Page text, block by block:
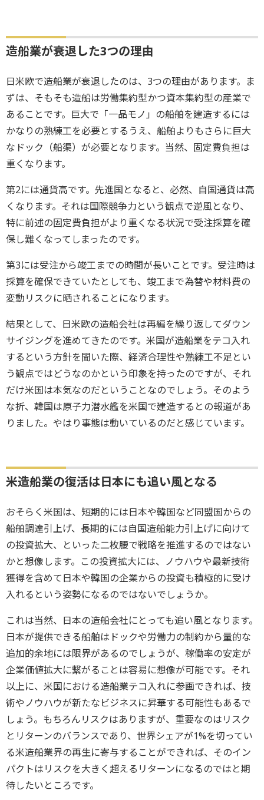
造船業が衰退した3つの理由
日米欧で造船業が衰退したのは、3つの理由があります。ま
ずは、そもそも造船は労働集約型かつ資本集約型の産業で
あることです。巨大で「一品モノ」の船舶を建造するには
かなりの熟練工を必要とするうえ、船舶よりもさらに巨大
なドック（船渠）が必要となります。当然、固定費負担は
重くなります。
第2には通貨高です。先進国となると、必然、自国通貨は高
くなります。それは国際競争力という観点で逆風となり、
特に前述の固定費負担がより重くなる状況で受注採算を確
保し難くなってしまったのです。
第3には受注から竣工までの時間が長いことです。受注時は
採算を確保できていたとしても、竣工まで為替や材料費の
変動リスクに晒されることになります。
結果として、日米欧の造船会社は再編を繰り返してダウン
サイジングを進めてきたのです。米国が造船業をテコ入れ
するという方針を聞いた際、経済合理性や熟練工不足とい
う観点ではどうなのかという印象を持ったのですが、それ
だけ米国は本気なのだということなのでしょう。そのよう
な折、韓国は原子力潜水艦を米国で建造するとの報道があ
りました。やはり事態は動いているのだと感じています。
米造船業の復活は日本にも追い風となる
おそらく米国は、短期的には日本や韓国など同盟国からの
船舶調達引上げ、長期的には自国造船能力引上げに向けて
の投資拡大、といった二枚腰で戦略を推進するのではない
かと想像します。この投資拡大には、ノウハウや最新技術
獲得を含めて日本や韓国の企業からの投資も積極的に受け
入れるという姿勢になるのではないでしょうか。
これは当然、日本の造船会社にとっても追い風となります。
日本が提供できる船舶はドックや労働力の制約から量的な
追加的余地には限界があるのでしょうが、稼働率の安定が
企業価値拡大に繋がることは容易に想像が可能です。それ
以上に、米国における造船業テコ入れに参画できれば、技
術やノウハウが新たなビジネスに昇華する可能性もあるで
しょう。もちろんリスクはありますが、重要なのはリスク
とリターンのバランスであり、世界シェアが1%を切ってい
る米造船業界の再生に寄与することができれば、そのイン
パクトはリスクを大きく超えるリターンになるのではと期
待したいところです。